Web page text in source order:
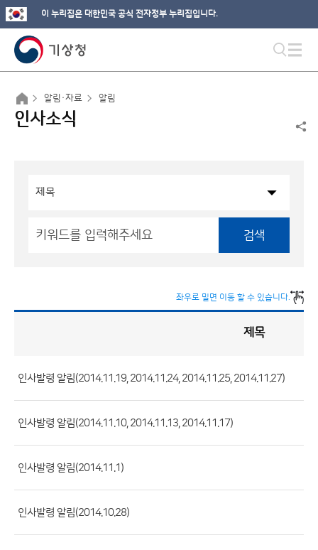
이 누리집은 대한민국 공식 전자정부 누리집입니다.
알림·자료 알림
인사소식
검색
좌우로 밀면 이동 할 수 있습니다.
목
록
제
목,
등
제목
인사발령 알림(2014.11.19, 2014.11.24, 2014.11.25, 2014.11.27)
인사발령 알림(2014.11.10, 2014.11.13, 2014.11.17)
인사발령 알림(2014.11.1)
인사발령 알림(2014.10.28)